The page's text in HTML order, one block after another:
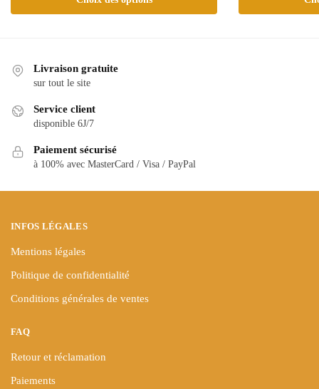
Les
options
peuvent
sur
page
produit
page
Livraison gratuite
sur tout le site
Service client
disponible 6J/7
Paiement sécurisé
à 100% avec MasterCard / Visa / PayPal
INFOS LÉGALES
Mentions légales
Politique de confidentialité
Conditions générales de ventes
FAQ
Retour et réclamation
Paiements